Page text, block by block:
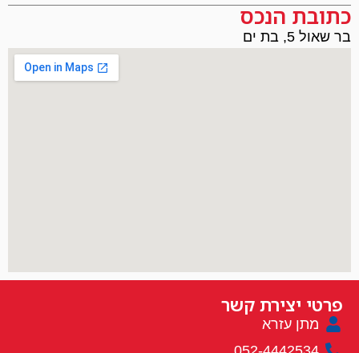
כתובת הנכס
בר שאול 5, בת ים
פרטי יצירת קשר
מתן עזרא